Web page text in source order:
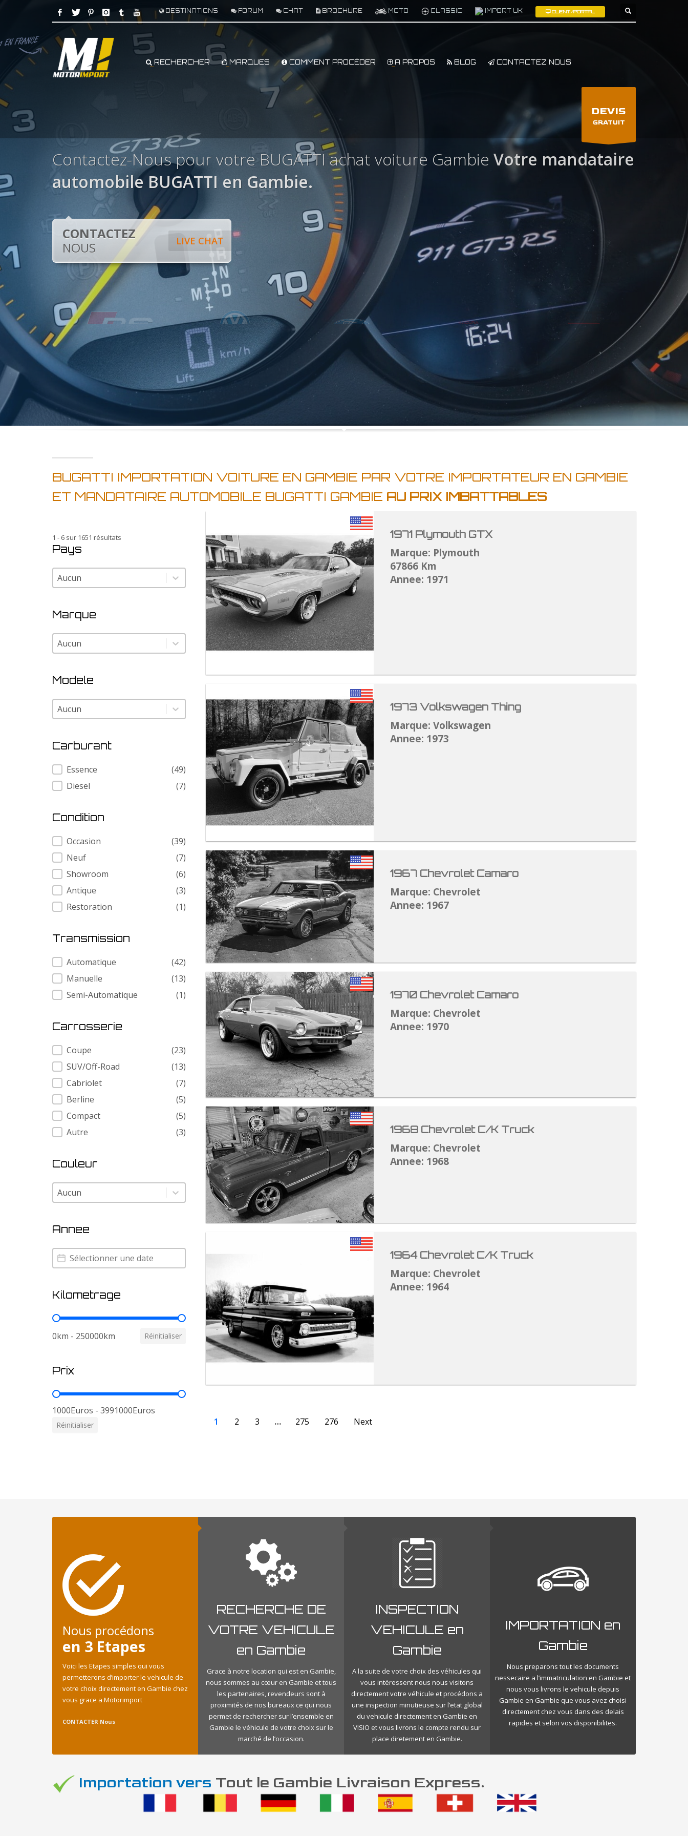
DESTINATIONS FORUM CHAT BROCHURE MOTO CLASSIC IMPORT UK CLIENT/PORTAL
RECHERCHER MARQUES COMMENT PROCÉDER A PROPOS BLOG CONTACTEZ NOUS
DEVIS
GRATUIT
Contactez-Nous pour votre BUGATTI achat voiture Gambie Votre mandataire
automobile BUGATTI en Gambie.
LIVE CHAT
CONTACTEZ
NOUS
BUGATTI IMPORTATION VOITURE EN GAMBIE PAR VOTRE IMPORTATEUR EN GAMBIE
ET MANDATAIRE AUTOMOBILE BUGATTI GAMBIE AU PRIX IMBATTABLES
1 - 6 sur 1651 résultats
Pays
Pays
Pays
Marque
Marque
Marque
Modele
Modele
Modele
Carburant
Carburant
Essence
(49)
Diesel
(7)
Condition
Condition
Occasion
(39)
Neuf
(7)
Showroom
(6)
Antique
(3)
Restoration
(1)
Transmission
Transmission
Automatique
(42)
Manuelle
(13)
Semi-Automatique
(1)
Carrosserie
Carrosserie
Coupe
(23)
SUV/Off-Road
(13)
Cabriolet
(7)
Berline
(5)
Compact
(5)
Autre
(3)
Couleur
Couleur
Couleur
Annee
Annee
Annee
Kilometrage
Kilometrage
0km - 250000km Réinitialiser
Prix
Prix
1000Euros - 3991000Euros
Réinitialiser
1971 Plymouth GTX
Marque: Plymouth
67866 Km
Annee: 1971
1973 Volkswagen Thing
Marque: Volkswagen
Annee: 1973
1967 Chevrolet Camaro
Marque: Chevrolet
Annee: 1967
1970 Chevrolet Camaro
Marque: Chevrolet
Annee: 1970
1968 Chevrolet C/K Truck
Marque: Chevrolet
Annee: 1968
1964 Chevrolet C/K Truck
Marque: Chevrolet
Annee: 1964
1 2 3 … 275 276 Next
Nous procédons
en 3 Etapes
Voici les Etapes simples qui vous
permetterons d’importer le vehicule de
votre choix directement en Gambie chez
vous grace a Motorimport
CONTACTER Nous
RECHERCHE DE
VOTRE VEHICULE
en Gambie
Grace à notre location qui est en Gambie,
nous sommes au cœur en Gambie et tous
les partenaires, revendeurs sont à
proximités de nos bureaux ce qui nous
permet de rechercher sur l’ensemble en
Gambie le véhicule de votre choix sur le
marché de l’occasion.
INSPECTION
VEHICULE en
Gambie
A la suite de votre choix des véhicules qui
vous intéressent nous nous visitons
directement votre véhicule et procédons a
une inspection minutieuse sur l’etat global
du vehicule directement en Gambie en
VISIO et vous livrons le compte rendu sur
place diretement en Gambie.
IMPORTATION en
Gambie
Nous preparons tout les documents
nessecaire a l’immatriculation en Gambie et
nous vous livrons le vehicule depuis
Gambie en Gambie que vous avez choisi
directement chez vous dans des delais
rapides et selon vos disponibilites.
Importation vers Tout le Gambie Livraison Express.